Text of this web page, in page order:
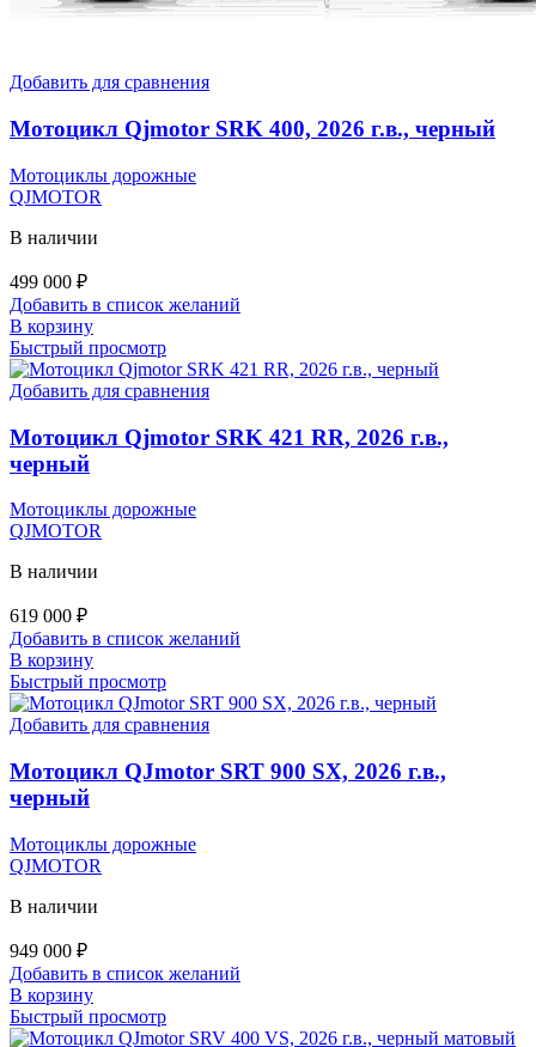
Добавить для сравнения
Мотоцикл Qjmotor SRK 400, 2026 г.в., черный
Мотоциклы дорожные
QJMOTOR
В наличии
499 000 ₽
Добавить в список желаний
В корзину
Быстрый просмотр
Добавить для сравнения
Мотоцикл Qjmotor SRK 421 RR, 2026 г.в.,
черный
Мотоциклы дорожные
QJMOTOR
В наличии
619 000 ₽
Добавить в список желаний
В корзину
Быстрый просмотр
Добавить для сравнения
Мотоцикл QJmotor SRT 900 SX, 2026 г.в.,
черный
Мотоциклы дорожные
QJMOTOR
В наличии
949 000 ₽
Добавить в список желаний
В корзину
Быстрый просмотр